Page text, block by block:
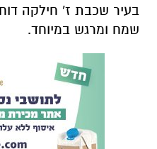
בעיר שכבת ז' חילקה
שמח ומרגש במיוחד.